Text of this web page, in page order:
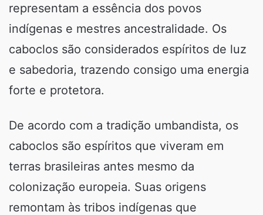
representam a essência dos povos
indígenas e mestres ancestralidade. Os
caboclos são considerados espíritos de luz
e sabedoria, trazendo consigo uma energia
forte e protetora.
De acordo com a tradição umbandista, os
caboclos são espíritos que viveram em
terras brasileiras antes mesmo da
colonização europeia. Suas origens
remontam às tribos indígenas que